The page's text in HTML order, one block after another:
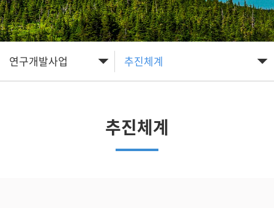
연구개발사업 추진체계
추진체계